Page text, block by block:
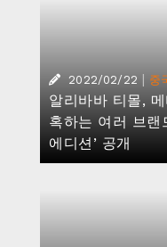
2022/02/22 | 중
알리바바 티몰,
혹하는 여러 브랜
에디션’ 공개